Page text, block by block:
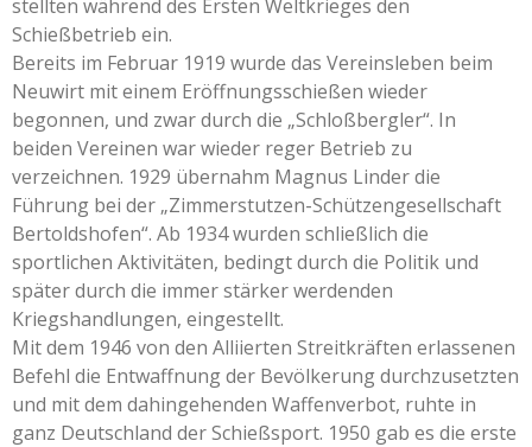
stellten während des Ersten Weltkrieges den
Schießbetrieb ein.
Bereits im Februar 1919 wurde das Vereinsleben beim
Neuwirt mit einem Eröffnungsschießen wieder
begonnen, und zwar durch die „Schloßbergler“. In
beiden Vereinen war wieder reger Betrieb zu
verzeichnen. 1929 übernahm Magnus Linder die
Führung bei der „Zimmerstutzen-Schützengesellschaft
Bertoldshofen“. Ab 1934 wurden schließlich die
sportlichen Aktivitäten, bedingt durch die Politik und
später durch die immer stärker werdenden
Kriegshandlungen, eingestellt.
Mit dem 1946 von den Alliierten Streitkräften erlassenen
Befehl die Entwaffnung der Bevölkerung durchzusetzten
und mit dem dahingehenden Waffenverbot, ruhte in
ganz Deutschland der Schießsport. 1950 gab es die erste